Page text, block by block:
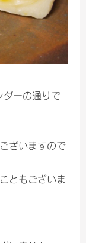
ーの通りで
ざいますので
ともございま